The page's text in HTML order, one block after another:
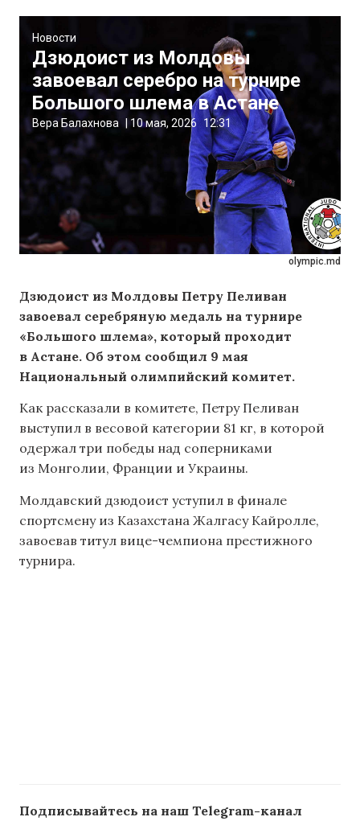
olympic.md
Новости
Дзюдоист из Молдовы
завоевал серебро на турнире
Большого шлема в Астане
Вера Балахнова 10 мая, 2026 12:31
Дзюдоист из Молдовы Петру Пеливан
завоевал серебряную медаль на турнире
«Большого шлема», который проходит
в Астане. Об этом сообщил 9 мая
Национальный олимпийский комитет.
Как рассказали в комитете, Петру Пеливан
выступил в весовой категории 81 кг, в которой
одержал три победы над соперниками
из Монголии, Франции и Украины.
Молдавский дзюдоист уступил в финале
спортсмену из Казахстана Жалгасу Кайролле,
завоевав титул вице-чемпиона престижного
турнира.
Подписывайтесь на наш Telegram-канал